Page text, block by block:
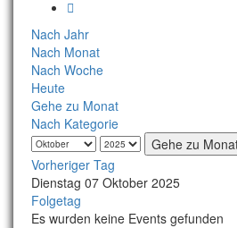
Nach Jahr
Nach Monat
Nach Woche
Heute
Gehe zu Monat
Nach Kategorie
Gehe zu
Vorheriger Tag
Dienstag 07 Oktober 2025
Folgetag
Es wurden keine Events gefunden